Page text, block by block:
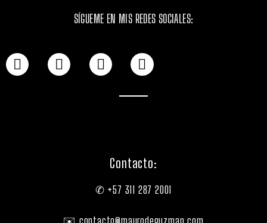
SÍGUEME EN MIS REDES SOCIALES:
Contacto:
✆ +57 311 287 2001